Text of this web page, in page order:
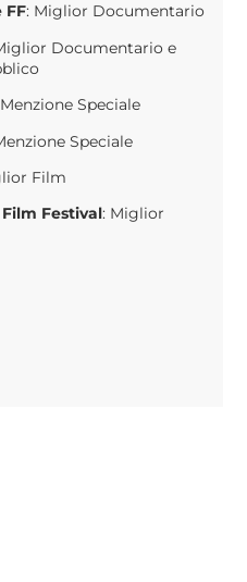
FF: Miglior Documentario
Documentario e
Menzione Speciale
Speciale
Film
Festival: Miglior